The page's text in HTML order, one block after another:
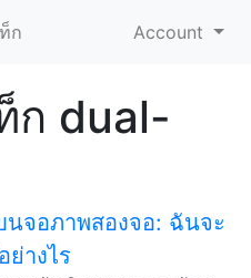
ก Account
ก dual-
นจอภาพสองจอ: ฉันจะ
ย่างไร